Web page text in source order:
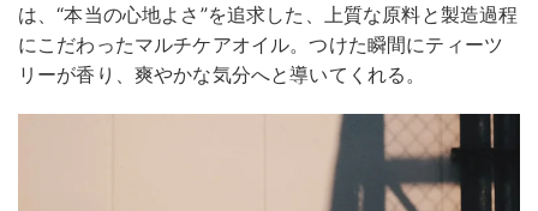
は、“本当の心地よさ”を追求した、上質な原料と製造過程
にこだわったマルチケアオイル。つけた瞬間にティーツ
リーが香り、爽やかな気分へと導いてくれる。